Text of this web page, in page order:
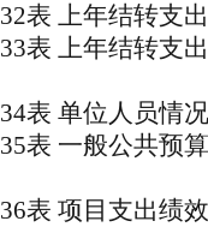
32表 上年结转支
33表 上年结转支
34表 单位人员情
35表 一般公共预
36表 项目支出绩